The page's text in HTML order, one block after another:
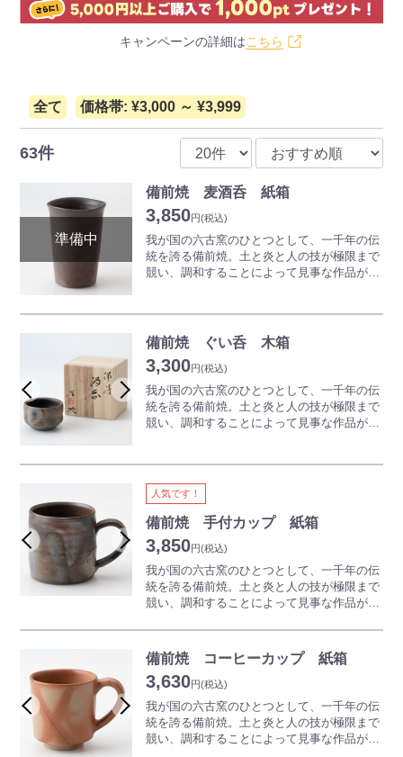
キャンペーンの詳細はこちら
全て 価格帯: ¥3,000 ～ ¥3,999
63件
備前焼 麦酒呑 紙箱
3,850円(税込)
我が国の六古窯のひとつとして、一千年の伝
統を誇る備前焼。土と炎と人の技が極限まで
競い、調和することによって見事な作品が生
います。
備前焼のビールコップは、微細のクリーム状
の泡が生じ、美味しいビールを召し上がるこ
とが出来ると言われています。
ご使用前に冷蔵庫で冷やしてお使いになると
さらにおいしくいただけます。
※商品は一つひとつ手作りのため、色合いや
形が写真と異なります。詳しくはお問い合わ
せください。
備前焼 ぐい呑 木箱
3,300円(税込)
我が国の六古窯のひとつとして、一千年の伝
統を誇る備前焼。土と炎と人の技が極限まで
競い、調和することによって見事な作品が生
います。
備前焼の器は、日本酒、焼酎などの味をまろ
やかにすると言われています。
また、ぐい呑や徳利等の酒器はコレクション
のアイテムとしても大変人気があります。個
性豊かなぐい呑を集めて眺めるのも一興で
す。
形が写真と異なります。詳しくはお問い合わ
せください。
人気です！
備前焼 手付カップ 紙箱
3,850円(税込)
我が国の六古窯のひとつとして、一千年の伝
統を誇る備前焼。土と炎と人の技が極限まで
競い、調和することによって見事な作品が生
釉薬（うわぐすり）を一切用いず表現され
る、素朴でありながら奥深い世界は備前焼な
らではの魅力となっています。
備前焼の器は温度が下がりにくい効果がある
といわれています。
温かいコーヒーの温度が下がりにくくなるだ
けではなく、夏場に冷たいアイスコーヒーを
入れた場合にはぬるくなりにくいので、季節
備前焼 コーヒーカップ 紙箱
3,630円(税込)
我が国の六古窯のひとつとして、一千年の伝
統を誇る備前焼。土と炎と人の技が極限まで
競い、調和することによって見事な作品が生